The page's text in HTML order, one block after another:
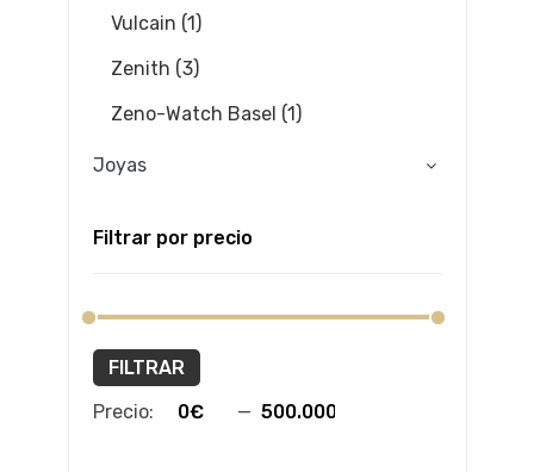
Vulcain (1)
Zenith (3)
Zeno-Watch Basel (1)
Joyas
Filtrar por precio
FILTRAR
Precio:
—